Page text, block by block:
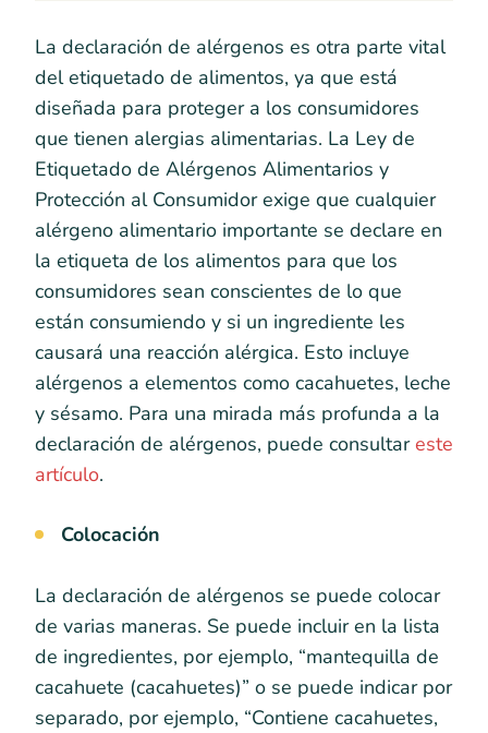
La declaración de alérgenos es otra parte vital
del etiquetado de alimentos, ya que está
diseñada para proteger a los consumidores
que tienen alergias alimentarias. La Ley de
Etiquetado de Alérgenos Alimentarios y
Protección al Consumidor exige que cualquier
alérgeno alimentario importante se declare en
la etiqueta de los alimentos para que los
consumidores sean conscientes de lo que
están consumiendo y si un ingrediente les
causará una reacción alérgica. Esto incluye
alérgenos a elementos como cacahuetes, leche
y sésamo. Para una mirada más profunda a la
declaración de alérgenos, puede consultareste
artículo.
Colocación
La declaración de alérgenos se puede colocar
de varias maneras. Se puede incluir en la lista
de ingredientes, por ejemplo, “mantequilla de
cacahuete (cacahuetes)” o se puede indicar por
separado, por ejemplo, “Contiene cacahuetes,